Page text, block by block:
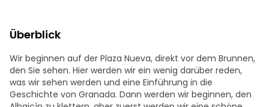
Überblick
Wir beginnen auf der Plaza Nueva, direkt vor dem Brunnen,
den Sie sehen. Hier werden wir ein wenig darüber reden,
was wir sehen werden und eine Einführung in die
Geschichte von Granada. Dann werden wir beginnen, den